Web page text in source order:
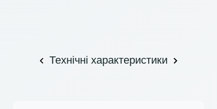
Технічні характеристики